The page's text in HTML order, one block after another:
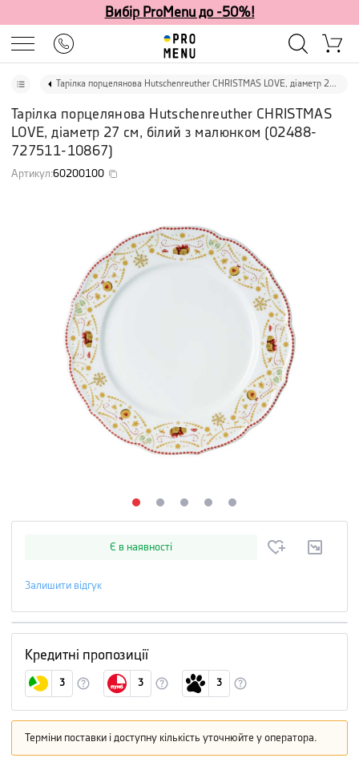
Вибір ProMenu до -50%!
Тарілка порцелянова Hutschenreuther CHRISTMAS LOVE, діаметр 27 см, білий з малюнком
Тарілка порцелянова Hutschenreuther CHRISTMAS
LOVE, діаметр 27 см, білий з малюнком (02488-
727511-10867)
Артикул:60200100
Є в наявності
Залишити відгук
Кредитні пропозиції
3 3 3
Терміни поставки і доступну кількість уточнюйте у оператора.